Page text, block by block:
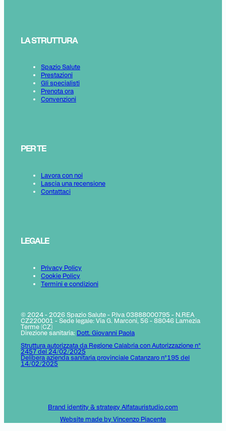
LA STRUTTURA
Spazio Salute
Prestazioni
Gli specialisti
Prenota ora
Convenzioni
PER TE
Lavora con noi
Lascia una recensione
Contattaci
LEGALE
Privacy Policy
Cookie Policy
Termini e condizioni
© 2024 - 2026 Spazio Salute - P.Iva 03888000795 - N.REA
CZ220001 - Sede legale: Via G. Marconi, 56 - 88046 Lamezia
Terme (CZ)
Direzione sanitaria: Dott. Giovanni Paola
Struttura autorizzata da Regione Calabria con Autorizzazione n°
2457 del 24/02/2025
Delibera azienda sanitaria provinciale Catanzaro n°195 del
14/02/2025
Brand identity & strategy Alfatauristudio.com
Website made by Vincenzo Piacente